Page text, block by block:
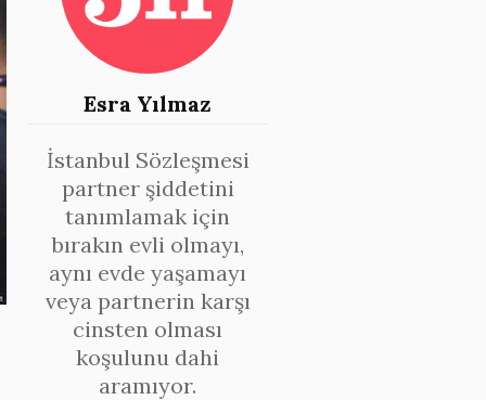
Esra Yılmaz
İstanbul Sözleşmesi
partner şiddetini
tanımlamak için
bırakın evli olmayı,
aynı evde yaşamayı
veya partnerin karşı
cinsten olması
koşulunu dahi
aramıyor.